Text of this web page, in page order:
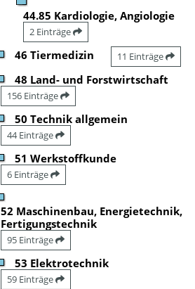
44.85 Kardiologie, Angiologie
2 Einträge
46 Tiermedizin 11 Einträge
48 Land- und Forstwirtschaft
156 Einträge
50 Technik allgemein
44 Einträge
51 Werkstoffkunde
6 Einträge
52 Maschinenbau, Energietechnik,
Fertigungstechnik
95 Einträge
53 Elektrotechnik
59 Einträge